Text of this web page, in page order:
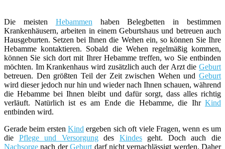
Die meisten Hebammen haben Belegbetten in bestimmen
Krankenhäusern, arbeiten in einem Geburtshaus und betreuen auch
Hausgeburten. Setzen bei Ihnen die Wehen ein, so können Sie Ihre
Hebamme kontaktieren. Sobald die Wehen regelmäßig kommen,
können Sie sich dort mit Ihrer Hebamme treffen, wo Sie entbinden
möchten. Im Krankenhaus wird zusätzlich auch der Arzt die Geburt
betreuen. Den größten Teil der Zeit zwischen Wehen und Geburt
wird dieser jedoch nur hin und wieder nach Ihnen schauen, während
die Hebamme bei Ihnen bleibt und dafür sorgt, dass alles richtig
verläuft. Natürlich ist es am Ende die Hebamme, die Ihr Kind
entbinden wird.
Gerade beim erstenKind ergeben sich oft viele Fragen, wenn es um
die Pflege und Versorgungdes Kindesgeht. Doch auch die
Nachsorge nach derGeburt darf nicht vernachlässigt werden. Daher